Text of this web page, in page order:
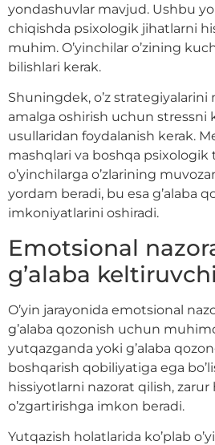
yondashuvlar mavjud. Ushbu
chiqishda psixologik jihatlarni
muhim. O’yinchilar o’zining
bilishlari kerak.
Shuningdek, o’z strategiyalarini
amalga oshirish uchun stressni
usullaridan foydalanish kerak.
mashqlari va boshqa psixologik
o’yinchilarga o’zlarining
yordam beradi, bu esa g’alaba
imkoniyatlarini oshiradi.
Emotsional
g’alaba
O’yin jarayonida emotsional
g’alaba qozonish uchun
yutqazganda yoki g’alaba
boshqarish qobiliyatiga ega
hissiyotlarni nazorat qilish,
o’zgartirishga imkon beradi.
Yutqazish holatlarida ko’plab